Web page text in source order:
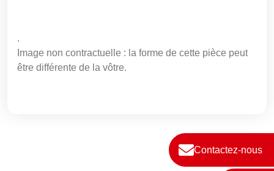
Contactez-nous
.
Image non contractuelle : la forme de cette pièce peut
être différente de la vôtre.